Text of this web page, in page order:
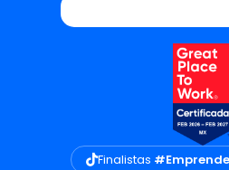
Finalistas